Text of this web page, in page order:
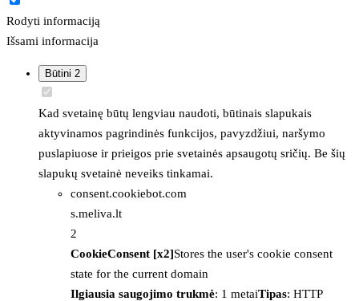
Rodyti informaciją
Išsami informacija
Būtini 2
Kad svetainę būtų lengviau naudoti, būtinais slapukais
aktyvinamos pagrindinės funkcijos, pavyzdžiui, naršymo
puslapiuose ir prieigos prie svetainės apsaugotų sričių. Be šių
slapukų svetainė neveiks tinkamai.
consent.cookiebot.com
s.meliva.lt
2
CookieConsent [x2]Stores the user's cookie consent
state for the current domain
Ilgiausia saugojimo trukmė: 1 metaiTipas: HTTP